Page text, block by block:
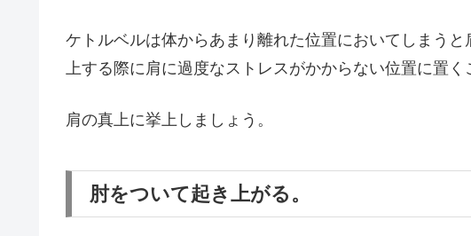
ケトルベルは体からあまり離れた位置においてしまう
上する際に肩に過度なストレスがかからない位置に置く
肩の真上に挙上しましょう。
肘をついて起き上がる。